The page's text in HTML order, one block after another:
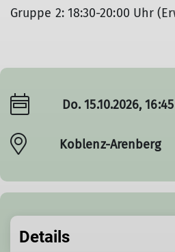
Gruppe 2: 18:30-20:00 Uhr
Do. 15.10.2026,
Koblenz-Arenberg
Details